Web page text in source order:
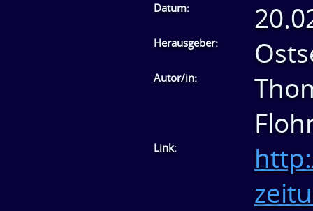
Datum:
Herausgeber:
Autor/in:
Link: